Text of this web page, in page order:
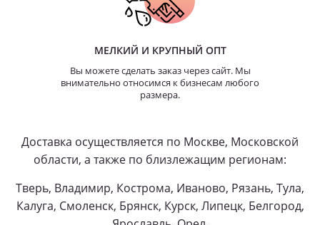
МЕЛКИЙ И КРУПНЫЙ ОПТ
Вы можете сделать заказ через сайт. Мы
внимательно относимся к бизнесам любого
размера.
Доставка осуществляется по Москве, Московской
области, а также по близлежащим регионам:
Тверь, Владимир, Кострома, Иваново, Рязань, Тула,
Калуга, Смоленск, Брянск, Курск, Липецк, Белгород,